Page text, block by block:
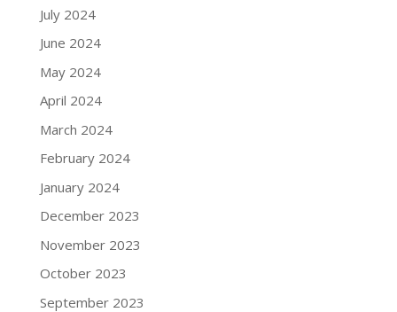
July 2024
June 2024
May 2024
April 2024
March 2024
February 2024
January 2024
December 2023
November 2023
October 2023
September 2023